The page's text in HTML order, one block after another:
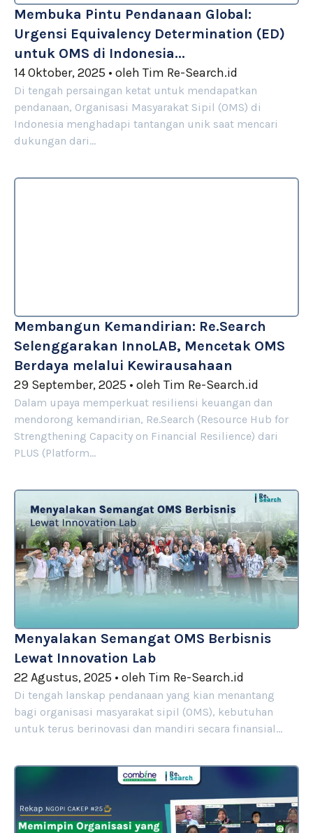
Membuka Pintu Pendanaan Global:
Urgensi Equivalency Determination (ED)
untuk OMS di Indonesia...
14 Oktober, 2025 • oleh Tim Re-Search.id
Di tengah persaingan ketat untuk mendapatkan
pendanaan, Organisasi Masyarakat Sipil (OMS) di
Indonesia menghadapi tantangan unik saat mencari
dukungan dari…
Membangun Kemandirian: Re.Search
Selenggarakan InnoLAB, Mencetak OMS
Berdaya melalui Kewirausahaan
29 September, 2025 • oleh Tim Re-Search.id
Dalam upaya memperkuat resiliensi keuangan dan
mendorong kemandirian, Re.Search (Resource Hub for
Strengthening Capacity on Financial Resilience) dari
PLUS (Platform…
Menyalakan Semangat OMS Berbisnis
Lewat Innovation Lab
22 Agustus, 2025 • oleh Tim Re-Search.id
Di tengah lanskap pendanaan yang kian menantang
bagi organisasi masyarakat sipil (OMS), kebutuhan
untuk terus berinovasi dan mandiri secara finansial…